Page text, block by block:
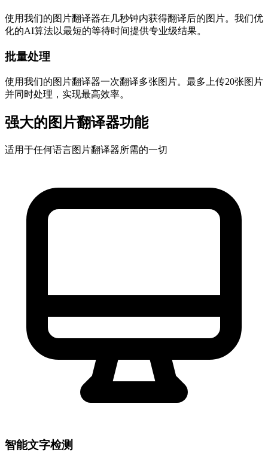
使用我们的图片翻译器在几秒钟内获得翻译后的图片。我们优
化的AI算法以最短的等待时间提供专业级结果。
批量处理
使用我们的图片翻译器一次翻译多张图片。最多上传20张图片
并同时处理，实现最高效率。
强大的图片翻译器功能
适用于任何语言图片翻译器所需的一切
智能文字检测